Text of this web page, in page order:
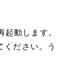
起動します。
ださい。う